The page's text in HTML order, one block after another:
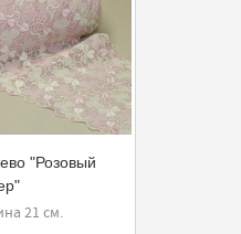
"Розовый
21 см.